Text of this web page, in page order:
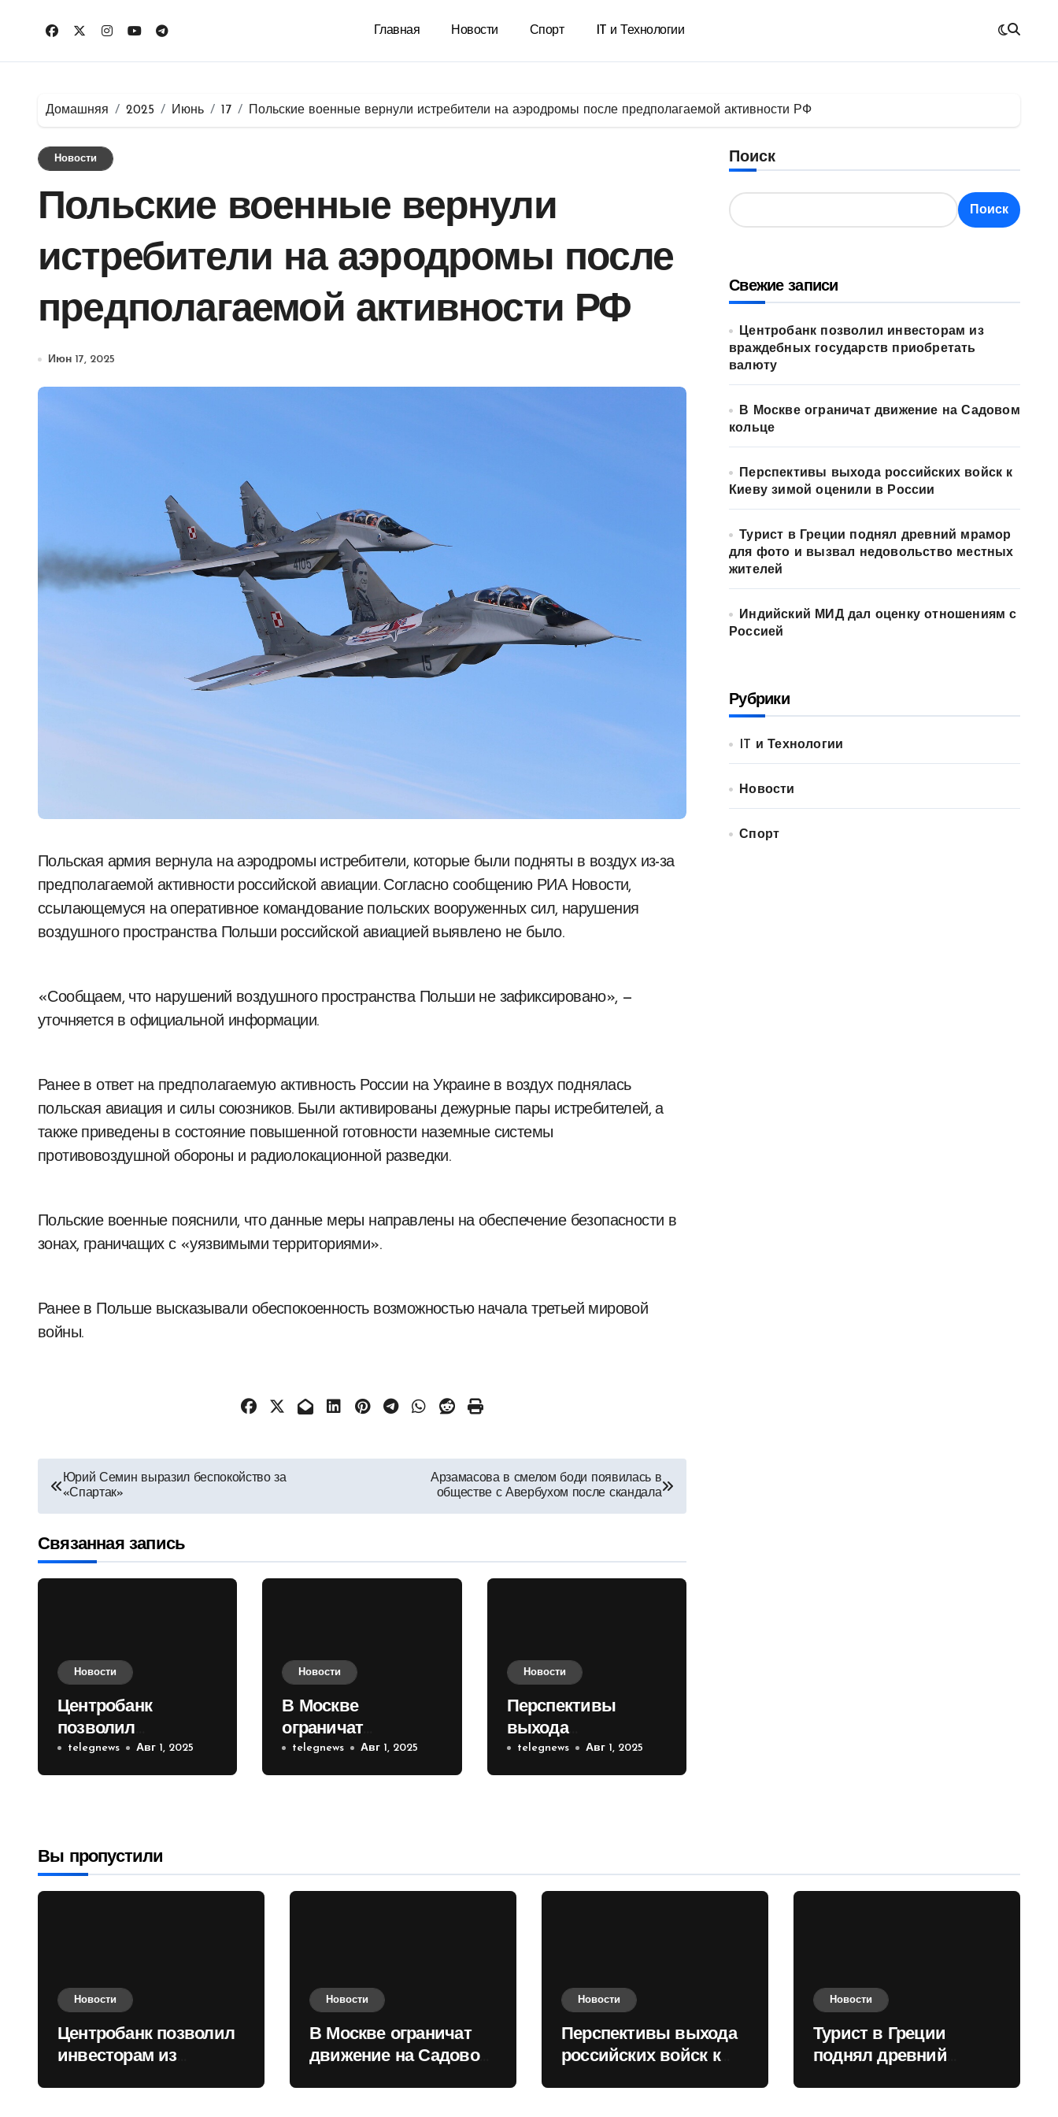
Главная Новости Спорт IT и Технологии
Домашняя 2025 Июнь 17 Польские военные вернули истребители на аэродромы после предполагаемой активности РФ
Новости
Польские военные вернули
истребители на аэродромы после
предполагаемой активности РФ
Июн 17, 2025
Польская армия вернула на аэродромы истребители, которые были подняты в воздух из-за
предполагаемой активности российской авиации. Согласно сообщению РИА Новости,
ссылающемуся на оперативное командование польских вооруженных сил, нарушения
воздушного пространства Польши российской авиацией выявлено не было.
«Сообщаем, что нарушений воздушного пространства Польши не зафиксировано», —
уточняется в официальной информации.
Ранее в ответ на предполагаемую активность России на Украине в воздух поднялась
польская авиация и силы союзников. Были активированы дежурные пары истребителей, а
также приведены в состояние повышенной готовности наземные системы
противовоздушной обороны и радиолокационной разведки.
Польские военные пояснили, что данные меры направлены на обеспечение безопасности в
зонах, граничащих с «уязвимыми территориями».
Ранее в Польше высказывали обеспокоенность возможностью начала третьей мировой
войны.
Навигация
по
записям
Юрий Семин выразил беспокойство за
«Спартак»
Арзамасова в смелом боди появилась в
обществе с Авербухом после скандала
Связанная запись
Новости
Центробанк
позволил
инвесторам из
враждебных
telegnews Авг 1, 2025
Новости
В Москве
ограничат
движение на
Садовом кольце
telegnews Авг 1, 2025
Новости
Перспективы
выхода
российских войск к
Киеву зимой
telegnews Авг 1, 2025
Поиск
Поиск
Свежие записи
Центробанк позволил инвесторам из
враждебных государств приобретать
валюту
В Москве ограничат движение на Садовом
кольце
Перспективы выхода российских войск к
Киеву зимой оценили в России
Турист в Греции поднял древний мрамор
для фото и вызвал недовольство местных
жителей
Индийский МИД дал оценку отношениям с
Россией
Рубрики
IT и Технологии
Новости
Спорт
Вы пропустили
Новости
Центробанк позволил
инвесторам из
Новости
В Москве ограничат
движение на Садовом
Новости
Перспективы выхода
российских войск к
Новости
Турист в Греции
поднял древний